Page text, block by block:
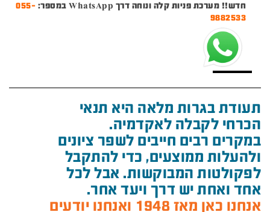
חדש!! מערכת פניות קלה ונוחה דרך WhatsApp במספר:
055-
9882533
תעודת בגרות מלאה היא תנאי
הכרחי לקבלה לאקדמיה.
במקרים רבים חייבים לשפר ציונים
ולהעלות ממוצעים, כדי להתקבל
לפקולטות המבוקשות. אבל לכל
אחד ואחת יש דרך ויעד אחר.
אנחנו כאן מאז 1948 ואנחנו יודעים